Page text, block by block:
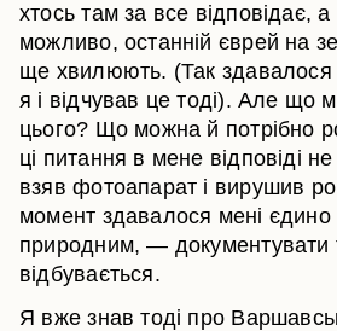
хтось там за все відповідає,
можливо, останній єврей на
ще хвилюють. (Так здавалося
я і відчував це тоді). Але що
цього? Що можна й потрібно
ці питання в мене відповіді
взяв фотоапарат і вирушив
момент здавалося мені
природним, — документувати
відбувається.
Я вже знав тоді про